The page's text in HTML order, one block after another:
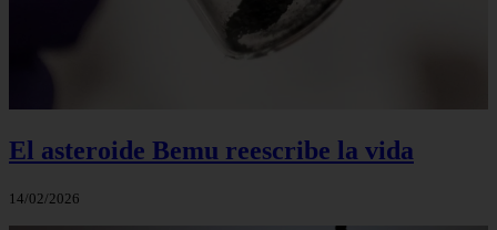
El asteroide Bemu reescribe la vida
14/02/2026